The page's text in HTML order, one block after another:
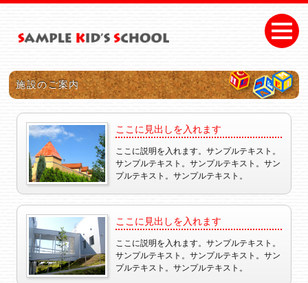
施設のご案内
ここに見出しを入れます
ここに説明を入れます。サンプルテキスト。
サンプルテキスト。サンプルテキスト。サン
プルテキスト。サンプルテキスト。
ここに見出しを入れます
ここに説明を入れます。サンプルテキスト。
サンプルテキスト。サンプルテキスト。サン
プルテキスト。サンプルテキスト。